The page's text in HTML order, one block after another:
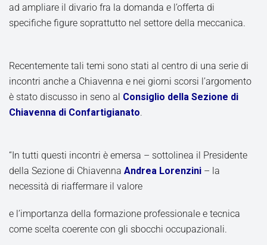
ad ampliare il divario fra la domanda e l’offerta di
specifiche figure soprattutto nel settore della meccanica.
Recentemente tali temi sono stati al centro di una serie di
incontri anche a Chiavenna e nei giorni scorsi l’argomento
è stato discusso in seno al Consiglio della Sezione di
Chiavenna di Confartigianato.
“In tutti questi incontri è emersa – sottolinea il Presidente
della Sezione di Chiavenna Andrea Lorenzini – la
necessità di riaffermare il valore
e l’importanza della formazione professionale e tecnica
come scelta coerente con gli sbocchi occupazionali.